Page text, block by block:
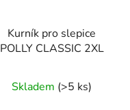
Kurník pro slepice
POLLY CLASSIC 2XL
Skladem (>5 ks)